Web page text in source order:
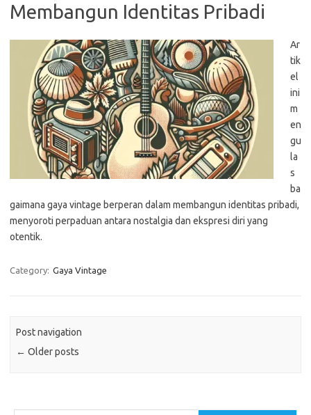
Membangun Identitas Pribadi
Ar
tik
el
ini
m
en
gu
la
s
ba
gaimana gaya vintage berperan dalam membangun identitas pribadi,
menyoroti perpaduan antara nostalgia dan ekspresi diri yang
otentik.
Category: Gaya Vintage
Post navigation
← Older posts